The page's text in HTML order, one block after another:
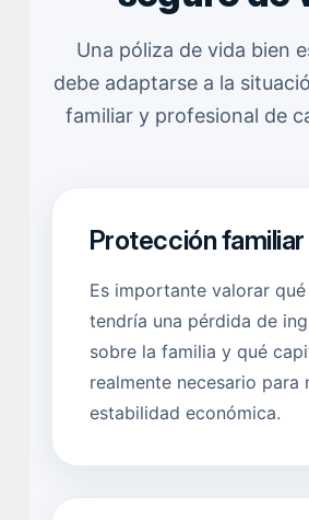
Una póliza de vida bien
debe adaptarse a la
familiar y profesional de
Protección familiar
Es importante valorar
tendría una pérdida de
sobre la familia y qué
realmente necesario para
estabilidad económica.